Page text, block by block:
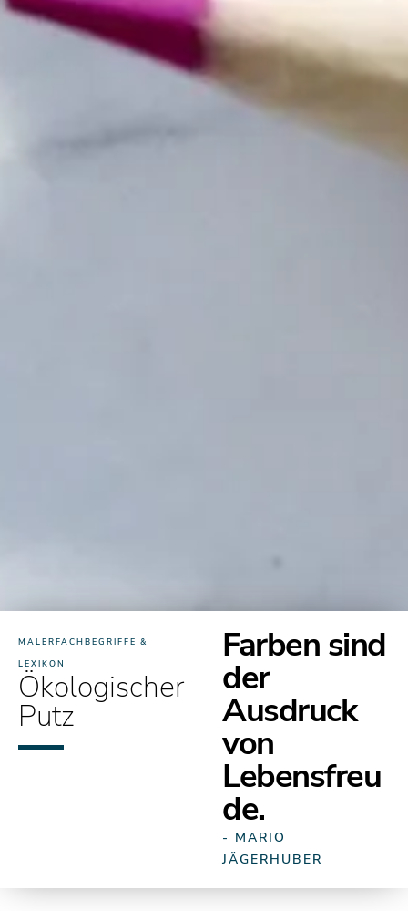
MALERFACHBEGRIFFE &
LEXIKON
Ökologischer
Putz
Farben sind
der
Ausdruck
von
Lebensfreu
de.
- MARIO
JÄGERHUBER